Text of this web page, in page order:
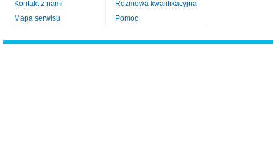
Kontakt z nami
Mapa serwisu
Rozmowa kwalifikacyjna
Pomoc